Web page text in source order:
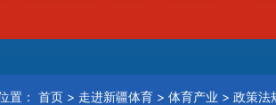
置： 首页 > 走进新疆体育 > 体育产业 > 政策法